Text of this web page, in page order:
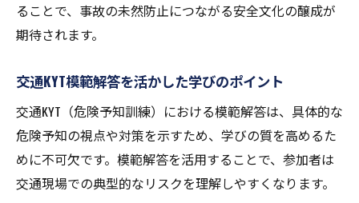
ることで、事故の未然防止につながる安全文化の醸成が
期待されます。
交通KYT模範解答を活かした学びのポイント
交通KYT（危険予知訓練）における模範解答は、具体的な
危険予知の視点や対策を示すため、学びの質を高めるた
めに不可欠です。模範解答を活用することで、参加者は
交通現場での典型的なリスクを理解しやすくなります。